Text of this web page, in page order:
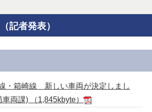
記者発表）
・箱崎線 新しい車両が決定しまし
車両課) （1,845kbyte）